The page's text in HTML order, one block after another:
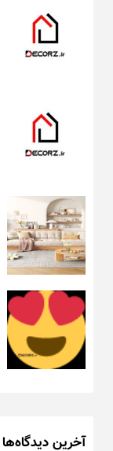
آخرین دیدگاه‌ها